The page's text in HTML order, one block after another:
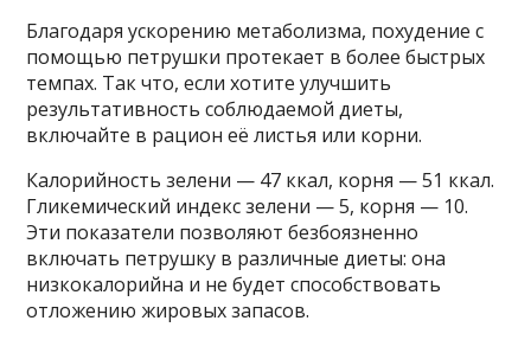
Благодаря ускорению метаболизма, похудение с
помощью петрушки протекает в более быстрых
темпах. Так что, если хотите улучшить
результативность соблюдаемой диеты,
включайте в рацион её листья или корни.
Калорийность зелени — 47 ккал, корня — 51 ккал.
Гликемический индекс зелени — 5, корня — 10.
Эти показатели позволяют безбоязненно
включать петрушку в различные диеты: она
низкокалорийна и не будет способствовать
отложению жировых запасов.